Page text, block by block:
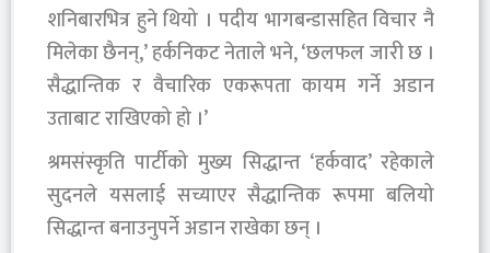
शनिबारभित्र हुने थियो । पदीय भागबन्डासहित विचार नै
मिलेका छैनन्,’ हर्कनिकट नेताले भने, ‘छलफल जारी छ ।
सैद्धान्तिक र वैचारिक एकरूपता कायम गर्ने अडान
उताबाट राखिएको हो ।’
श्रमसंस्कृति पार्टीको मुख्य सिद्धान्त ‘हर्कवाद’ रहेकाले
सुदनले यसलाई सच्याएर सैद्धान्तिक रूपमा बलियो
सिद्धान्त बनाउनुपर्ने अडान राखेका छन् ।